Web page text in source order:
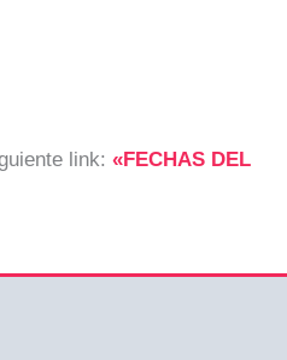
link: «FECHAS DEL